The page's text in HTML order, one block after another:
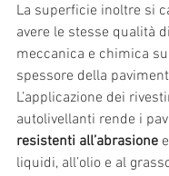
La superficie inoltre si
avere le stesse qualità
meccanica e chimica
spessore della
L’applicazione dei
autolivellanti rende i
resistenti all’abrasione
liquidi, all’olio e al